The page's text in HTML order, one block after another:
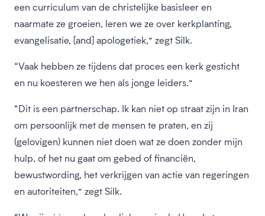
een curriculum van de christelijke basisleer en
naarmate ze groeien, leren we ze over kerkplanting,
evangelisatie, [and] apologetiek,” zegt Silk.
“Vaak hebben ze tijdens dat proces een kerk gesticht
en nu koesteren we hen als jonge leiders.”
“Dit is een partnerschap. Ik kan niet op straat zijn in Iran
om persoonlijk met de mensen te praten, en zij
(gelovigen) kunnen niet doen wat ze doen zonder mijn
hulp, of het nu gaat om gebed of financiën,
bewustwording, het verkrijgen van actie van regeringen
en autoriteiten,” zegt Silk.